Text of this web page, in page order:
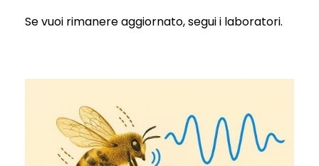
Se vuoi rimanere aggiornato, segui i laboratori.